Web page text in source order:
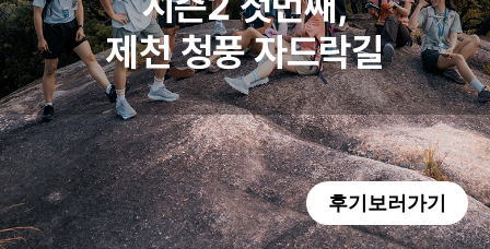
제천 청풍 자드락길
후기보러가기